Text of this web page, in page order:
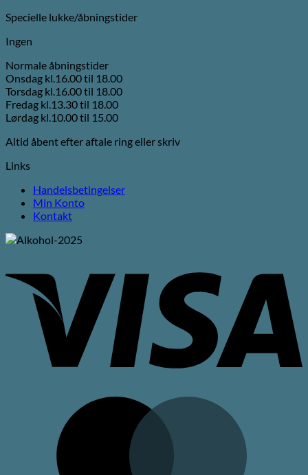
Specielle lukke/åbningstider
Ingen
Normale åbningstider
Onsdag kl.16.00 til 18.00
Torsdag kl.16.00 til 18.00
Fredag kl.13.30 til 18.00
Lørdag kl.10.00 til 15.00
Altid åbent efter aftale ring eller skriv
Links
Handelsbetingelser
Min Konto
Kontakt